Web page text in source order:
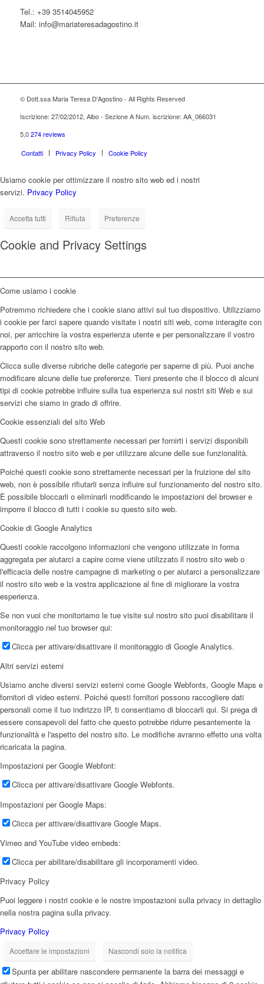
Tel.: +39 3514045952
Mail: info@mariateresadagostino.it
© Dott.ssa Maria Teresa D'Agostino - All Rights Reserved
Iscrizione: 27/02/2012, Albo - Sezione A Num. iscrizione: AA_066031
5,0 274 reviews
Contatti
Privacy Policy Cookie Policy
Usiamo cookie per ottimizzare il nostro sito web ed i nostri
servizi. Privacy Policy
Accetta tutti Rifiuta Preferenze
Cookie and Privacy Settings
Come usiamo i cookie
Potremmo richiedere che i cookie siano attivi sul tuo dispositivo. Utilizziamo
i cookie per farci sapere quando visitate i nostri siti web, come interagite con
noi, per arricchire la vostra esperienza utente e per personalizzare il vostro
rapporto con il nostro sito web.
Clicca sulle diverse rubriche delle categorie per saperne di più. Puoi anche
modificare alcune delle tue preferenze. Tieni presente che il blocco di alcuni
tipi di cookie potrebbe influire sulla tua esperienza sui nostri siti Web e sui
servizi che siamo in grado di offrire.
Cookie essenziali del sito Web
Questi cookie sono strettamente necessari per fornirti i servizi disponibili
attraverso il nostro sito web e per utilizzare alcune delle sue funzionalità.
Poiché questi cookie sono strettamente necessari per la fruizione del sito
web, non è possibile rifiutarli senza influire sul funzionamento del nostro sito.
È possibile bloccarli o eliminarli modificando le impostazioni del browser e
imporre il blocco di tutti i cookie su questo sito web.
Cookie di Google Analytics
Questi cookie raccolgono informazioni che vengono utilizzate in forma
aggregata per aiutarci a capire come viene utilizzato il nostro sito web o
l'efficacia delle nostre campagne di marketing o per aiutarci a personalizzare
il nostro sito web e la vostra applicazione al fine di migliorare la vostra
esperienza.
Se non vuoi che monitoriamo le tue visite sul nostro sito puoi disabilitare il
monitoraggio nel tuo browser qui:
Clicca per attivare/disattivare il monitoraggio di Google Analytics.
Altri servizi esterni
Usiamo anche diversi servizi esterni come Google Webfonts, Google Maps e
fornitori di video esterni. Poiché questi fornitori possono raccogliere dati
personali come il tuo indirizzo IP, ti consentiamo di bloccarli qui. Si prega di
essere consapevoli del fatto che questo potrebbe ridurre pesantemente la
funzionalità e l'aspetto del nostro sito. Le modifiche avranno effetto una volta
ricaricata la pagina.
Impostazioni per Google Webfont:
Clicca per attivare/disattivare Google Webfonts.
Impostazioni per Google Maps:
Clicca per attivare/disattivare Google Maps.
Vimeo and YouTube video embeds:
Clicca per abilitare/disabilitare gli incorporamenti video.
Privacy Policy
Puoi leggere i nostri cookie e le nostre impostazioni sulla privacy in dettaglio
nella nostra pagina sulla privacy.
Privacy Policy
Accettare le impostazioni Nascondi solo la notifica
Spunta per abilitare nascondere permanente la barra dei messaggi e